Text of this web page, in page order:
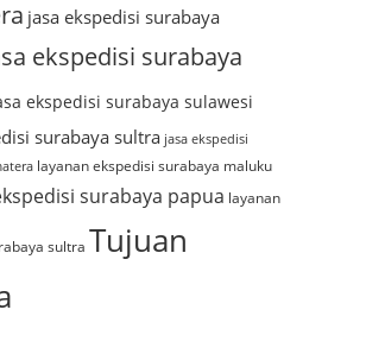
jasa ekspedisi surabaya
ekspedisi surabaya
ekspedisi surabaya sulawesi
surabaya sultra jasa ekspedisi
layanan ekspedisi surabaya maluku
surabaya papua layanan
sultra Tujuan